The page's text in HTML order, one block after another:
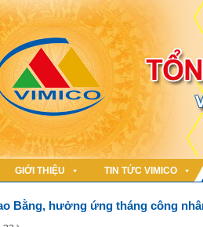
GIỚI THIỆU TIN TỨC VIMICO
Bằng, hưởng ứng tháng công